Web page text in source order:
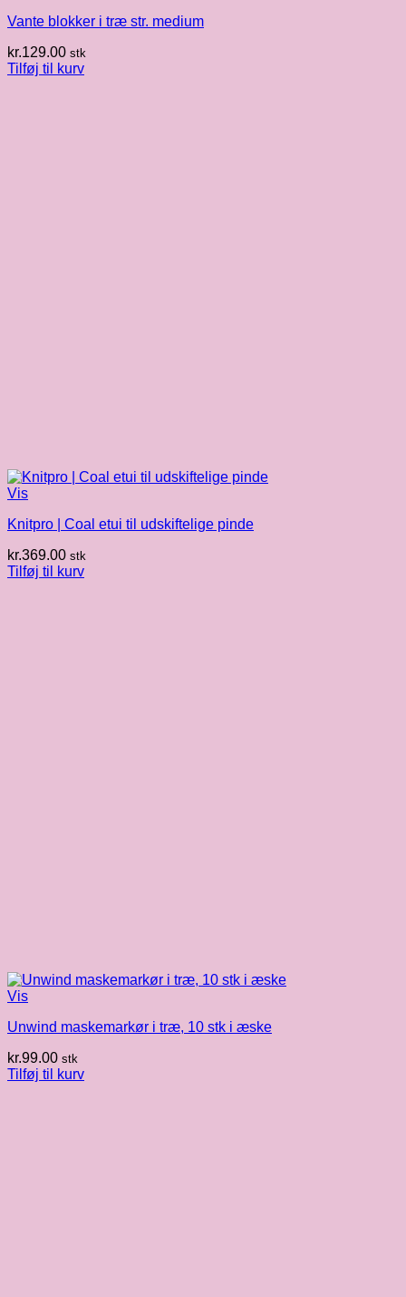
Vante blokker i træ str. medium
kr.129.00 stk
Tilføj til kurv
Vis
Knitpro | Coal etui til udskiftelige pinde
kr.369.00 stk
Tilføj til kurv
Vis
Unwind maskemarkør i træ, 10 stk i æske
kr.99.00 stk
Tilføj til kurv